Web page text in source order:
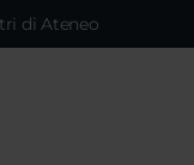
di Ateneo